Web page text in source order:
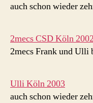
auch schon wieder
2mecs CSD Köln 2002
2mecs Frank und Ulli
Ulli Köln 2003
auch schon wieder